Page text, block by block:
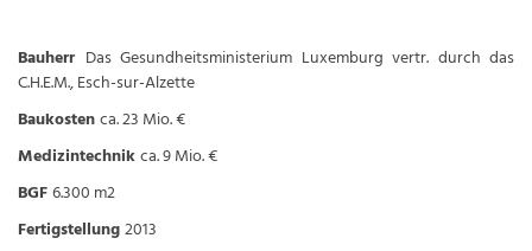
Bauherr Das Gesundheitsministerium Luxemburg vertr. durch das
C.H.E.M., Esch-sur-Alzette
Baukostenca. 23 Mio. €
Medizintechnikca. 9 Mio. €
BGF6.300 m2
Fertigstellung2013